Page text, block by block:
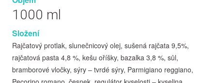
1000 ml
Složení
Rajčatový protlak, slunečnicový olej, sušená rajčata 9,5%,
rajčatová pasta 4,8 %, kešu oříšky, bazalka 3,8 %, sůl,
bramborové vločky, sýry – tvrdé sýry, Parmigiano reggiano,